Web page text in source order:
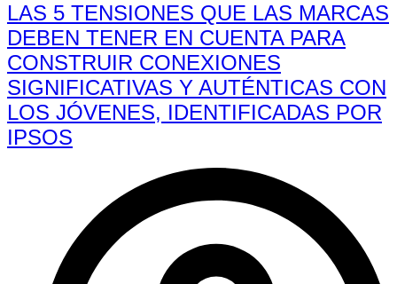
LAS 5 TENSIONES QUE LAS MARCAS
DEBEN TENER EN CUENTA PARA
CONSTRUIR CONEXIONES
SIGNIFICATIVAS Y AUTÉNTICAS CON
LOS JÓVENES, IDENTIFICADAS POR
IPSOS